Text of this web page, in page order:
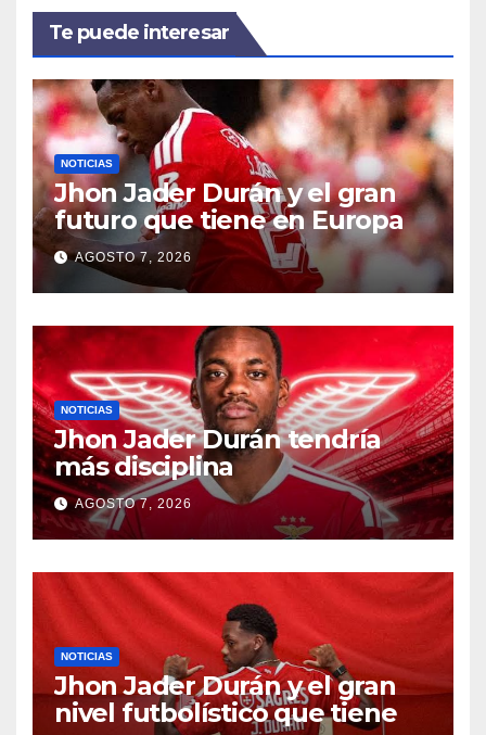
Te puede interesar
NOTICIAS
Jhon Jader Durán y el gran
futuro que tiene en Europa
AGOSTO 7, 2026
NOTICIAS
Jhon Jader Durán tendría
más disciplina
AGOSTO 7, 2026
NOTICIAS
Jhon Jader Durán y el gran
nivel futbolístico que tiene